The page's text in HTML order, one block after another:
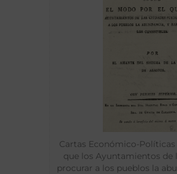
Cartas Económico-Políticas
que los Ayuntamientos de
procurar a los pueblos la